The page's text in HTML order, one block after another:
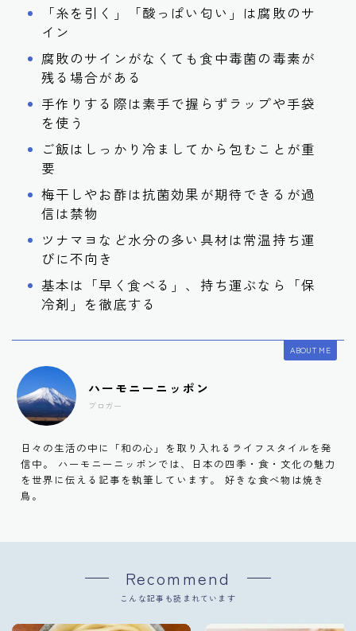
「糸を引く」「酸っぱい匂い」は腐敗のサ
イン
腐敗のサインがなくても食中毒菌の毒素が
残る場合がある
手作りする際は素手で握らずラップや手袋
を使う
ご飯はしっかり冷ましてから包むことが重
要
梅干しやお酢は抗菌効果が期待できるが過
信は禁物
ツナマヨなど水分の多い具材は常温持ち運
びに不向き
基本は「早く食べる」、持ち運ぶなら「保
冷剤」を徹底する
ABOUT ME
ハーモニーニッポン
ブロガー
日々の生活の中に「和の心」を取り入れるライフスタイルを発
信中。 ハーモニーニッポンでは、日本の四季・食・文化の魅力
を世界に伝える記事を執筆しています。 好きな食べ物は焼き
鳥。
Recommend
こんな記事も読まれています